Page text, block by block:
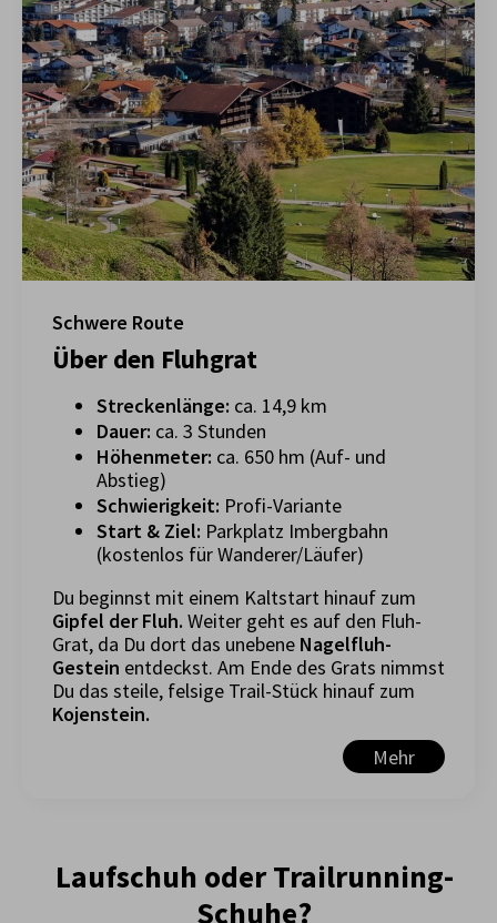
Schwere Route
Über den Fluhgrat
Streckenlänge: ca. 14,9 km
Dauer: ca. 3 Stunden
Höhenmeter: ca. 650 hm (Auf- und
Abstieg)
Schwierigkeit: Profi-Variante
Start & Ziel: Parkplatz Imbergbahn
(kostenlos für Wanderer/Läufer)
Du beginnst mit einem Kaltstart hinauf zum
Gipfel der Fluh. Weiter geht es auf den Fluh-
Grat, da Du dort das unebene Nagelfluh-
Gestein entdeckst. Am Ende des Grats nimmst
Du das steile, felsige Trail-Stück hinauf zum
Kojenstein.
Mehr
Laufschuh oder Trailrunning-
Schuhe?